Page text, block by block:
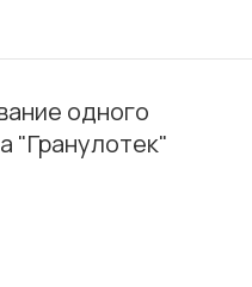
одного
"Гранулотек"